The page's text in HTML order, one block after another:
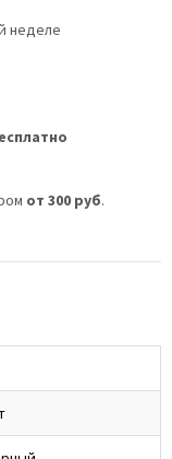
неделе
от 300 руб.